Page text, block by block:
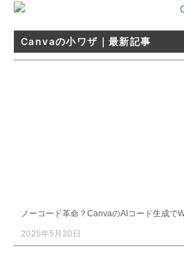
Canvaの小ワザ｜最新記事
ノーコード革命？CanvaのAIコード生成で
2025年5月20日